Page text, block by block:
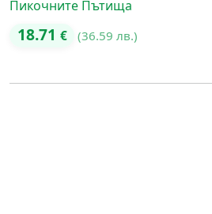
Пикочните Пътища
18.71 € (36.59 лв.)